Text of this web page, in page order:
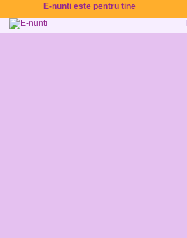
E-nunti este pentru tine